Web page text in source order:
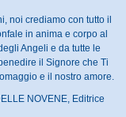
noi crediamo con tutto il
in anima e corpo al
Angeli e da tutte le
il Signore che Ti
e il nostro amore.
NOVENE, Editrice